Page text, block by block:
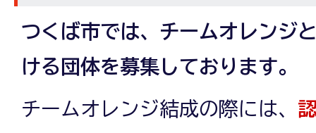
つくば市では、チームオレンジ
ける団体を募集しております。
チームオレンジ結成の際には、